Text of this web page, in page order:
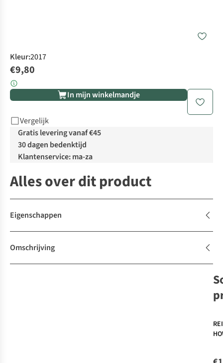
Kleur:2017
€9,80
In mijn winkelmandje
Vergelijk
Gratis levering vanaf €45
30 dagen bedenktijd
Klantenservice: ma-za
Alles over dit product
Eigenschappen
Omschrijving